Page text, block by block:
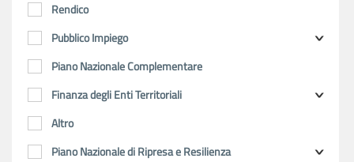
Rendico
Pubblico Impiego
Piano Nazionale Complementare
Finanza degli Enti Territoriali
Altro
Piano Nazionale di Ripresa e Resilienza